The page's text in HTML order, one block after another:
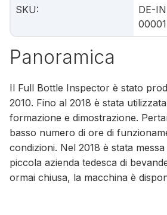
SKU:
DE-
00001
Panoramica
Il Full Bottle Inspector è stato
2010. Fino al 2018 è stata
formazione e dimostrazione.
basso numero di ore di
condizioni. Nel 2018 è stata
piccola azienda tedesca di
ormai chiusa, la macchina è